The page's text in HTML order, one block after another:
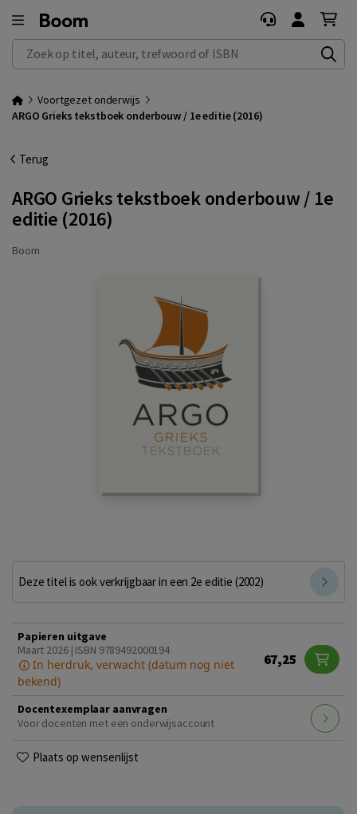
Zoek op titel, auteur, trefwoord of ISBN
Voortgezet onderwijs
ARGO Grieks tekstboek onderbouw / 1e editie (2016)
Terug
ARGO Grieks tekstboek onderbouw / 1e
editie (2016)
Boom
Deze titel is ook verkrijgbaar in een 2e editie (2002)
Papieren uitgave
Maart 2026 | ISBN 9789492000194
In herdruk, verwacht (datum nog niet
bekend)
67,25
Docentexemplaar aanvragen
Voor docenten met een onderwijsaccount
Plaats op wensenlijst